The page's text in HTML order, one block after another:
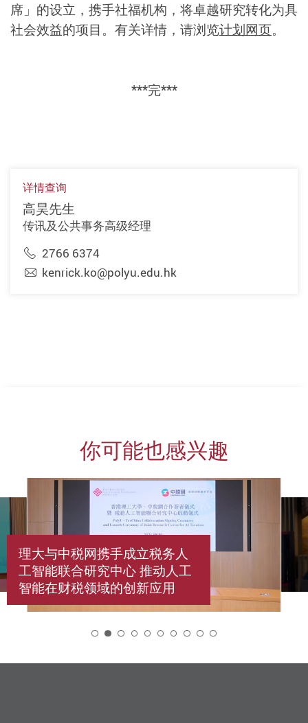
席」的设立，携手社福机构，将卓越研究转化为具
社会效益的项目。有关详情，请浏览计划网页。
***完***
详情查询
高昊先生
传讯及公共事务高级经理
2766 6374
kenrick.ko@polyu.edu.hk
你可能也感兴趣
理大与中税网携手成立税务人
工智能联合研究中心 推动人工
智能在财税领域的创新应用